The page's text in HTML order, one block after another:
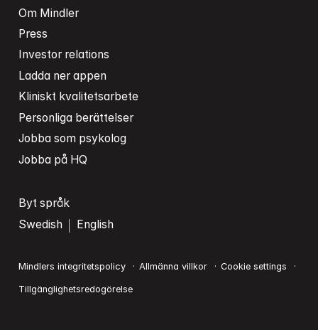
Om Mindler
Press
Investor relations
Ladda ner appen
Kliniskt kvalitetsarbete
Personliga berättelser
Jobba som psykolog
Jobba på HQ
Byt språk
Swedish
English
Mindlers integritetspolicy Allmänna villkor Cookie settings
Tillgänglighetsredogörelse